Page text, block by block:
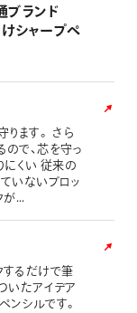
ブランド
けシャープペ
ります。 さら
ので、芯を守っ
にくい 従来の
いないブロッ
が...
するだけで筆
いたアイデア
ンシルです。